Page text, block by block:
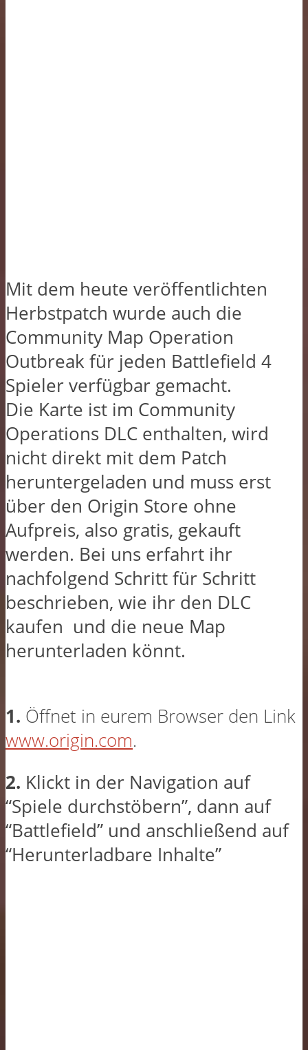
Mit dem heute veröffentlichten
Herbstpatch wurde auch die
Community Map Operation
Outbreak für jeden Battlefield 4
Spieler verfügbar gemacht.
Die Karte ist im Community
Operations DLC enthalten, wird
nicht direkt mit dem Patch
heruntergeladen und muss erst
über den Origin Store ohne
Aufpreis, also gratis, gekauft
werden. Bei uns erfahrt ihr
nachfolgend Schritt für Schritt
beschrieben, wie ihr den DLC
kaufen und die neue Map
herunterladen könnt.
1. Öffnet in eurem Browser den Link
www.origin.com.
2. Klickt in der Navigation auf
“Spiele durchstöbern”, dann auf
“Battlefield” und anschließend auf
“Herunterladbare Inhalte”